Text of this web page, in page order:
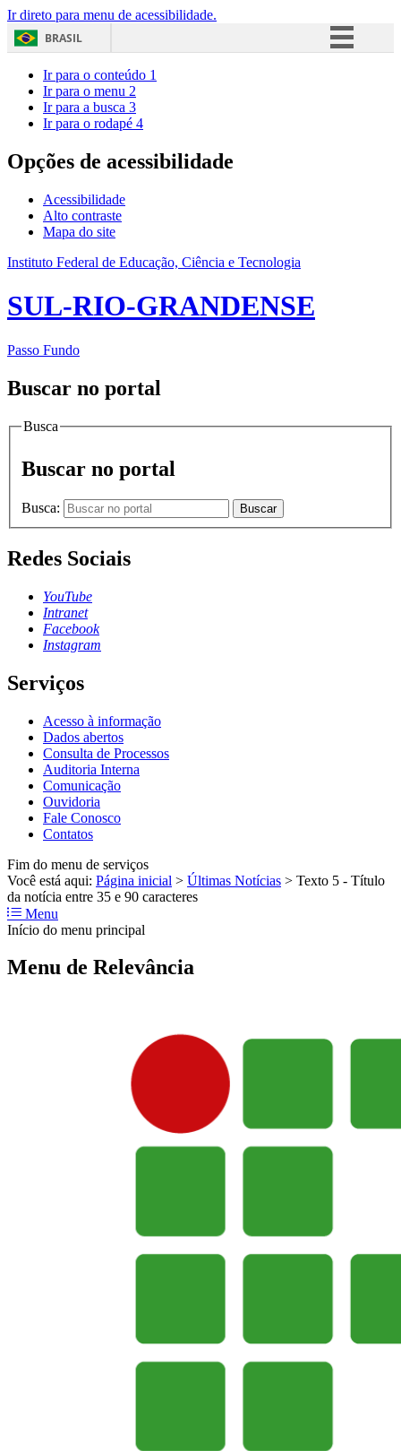
Ir direto para menu de acessibilidade.
BRASIL
Acesso à informação
Ir para o conteúdo 1
Ir para o menu 2
Ir para a busca 3
Ir para o rodapé 4
Opções de acessibilidade
Acessibilidade
Alto contraste
Mapa do site
Instituto Federal de Educação, Ciência e Tecnologia
SUL-RIO-GRANDENSE
Passo Fundo
Buscar no portal
Busca
Buscar no portal
Busca: Buscar
Redes Sociais
YouTube
Intranet
Facebook
Instagram
Serviços
Acesso à informação
Dados abertos
Consulta de Processos
Auditoria Interna
Comunicação
Ouvidoria
Fale Conosco
Contatos
Fim do menu de serviços
Você está aqui: Página inicial > Últimas Notícias > Texto 5 - Título
da notícia entre 35 e 90 caracteres
Menu
Início do menu principal
Menu de Relevância